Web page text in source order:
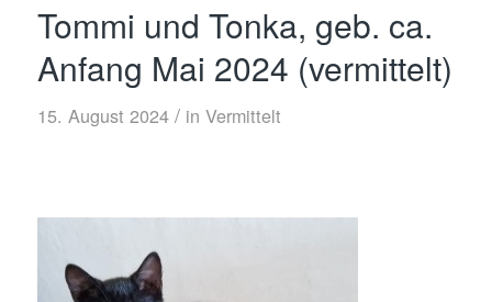
Tommi und Tonka, geb. ca.
Anfang Mai 2024 (vermittelt)
15. August 2024 / in Vermittelt